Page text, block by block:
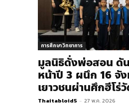
การศึกษา วิทยาการ
มูลนิธิดั่งพ่อสอน ดัน
หน้าปี 3 ผนึก 16 จั
เยาวชนผ่านศึกฮีโร่
Thaitabloid5 - 27 พ.ค. 2026